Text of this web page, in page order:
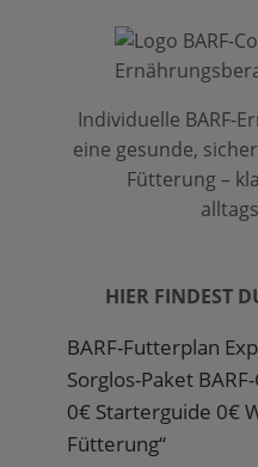
Individuelle BARF-
eine gesunde,
Fütterung –
HIER FINDEST
BARF-Futterplan
Sorglos-Paket
0€ Starterguide 0€
Fütterung“